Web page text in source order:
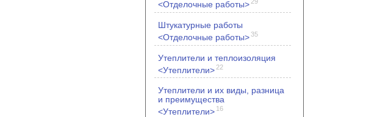
<Отделочные работы>
Штукатурные работы
<Отделочные работы>35
Утеплители и теплоизоляция
<Утеплители> 22
Утеплители и их виды, разница
и преимущества
<Утеплители> 16